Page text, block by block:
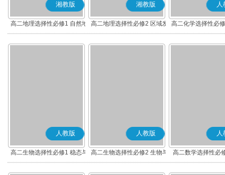
湘教版
高二地理选择性必修1 自然地
理基础
湘教版
高二地理选择性必修2 区域发
展
人
高二化学选择性必
应原理
人教版
高二生物选择性必修1 稳态与
调节
人教版
高二生物选择性必修2 生物与
环境
人
高二数学选择性必
(A版)